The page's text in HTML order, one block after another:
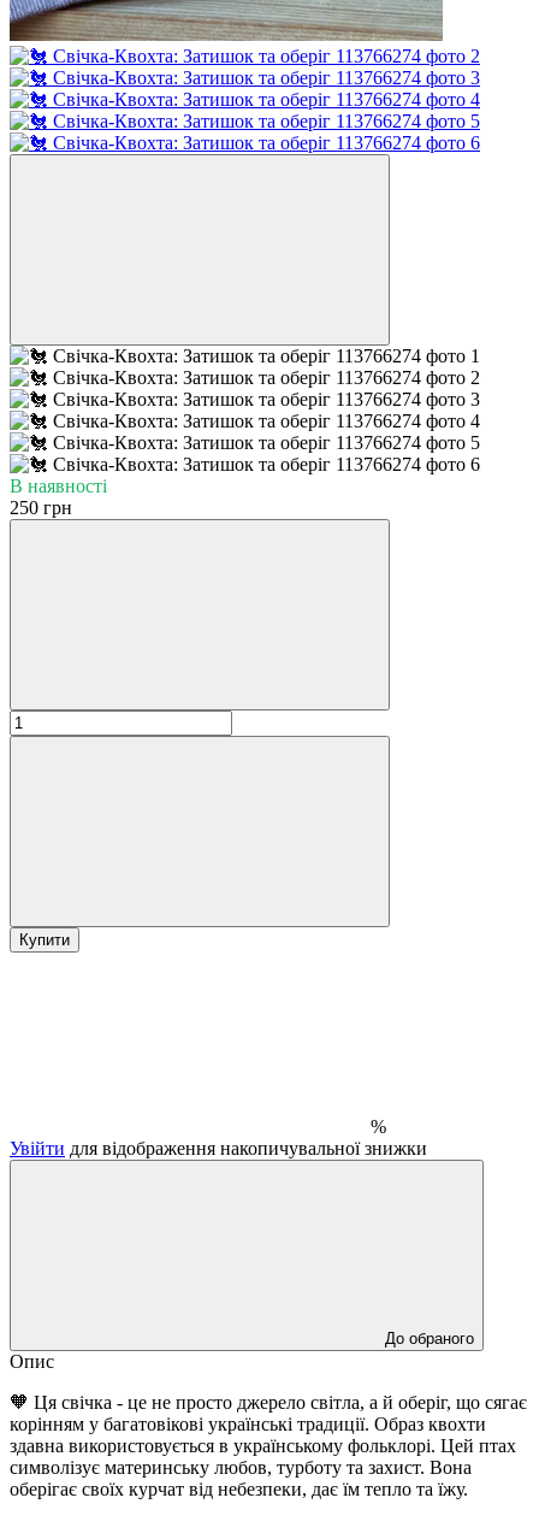
В наявності
250 грн
Купити
%
Увійти для відображення накопичувальної знижки
До обраного
Опис
🧡 Ця свічка - це не просто джерело світла, а й оберіг, що сягає
корінням у багатовікові українські традиції. Образ квохти
здавна використовується в українському фольклорі. Цей птах
символізує материнську любов, турботу та захист. Вона
оберігає своїх курчат від небезпеки, дає їм тепло та їжу.